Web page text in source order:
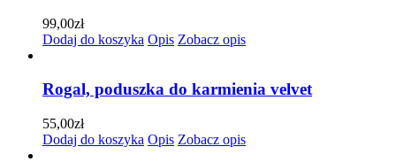
99,00zł
Dodaj do koszyka Opis Zobacz opis
Rogal, poduszka do karmienia velvet
55,00zł
Dodaj do koszyka Opis Zobacz opis